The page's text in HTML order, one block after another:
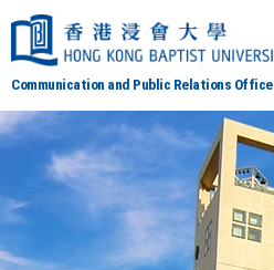
Communication and Public Relations Office